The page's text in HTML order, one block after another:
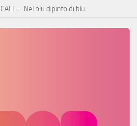
– Nel blu dipinto di blu